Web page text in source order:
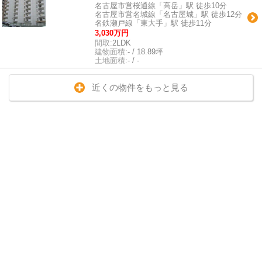
名古屋市営桜通線「高岳」駅 徒歩10分
名古屋市営名城線「名古屋城」駅 徒歩12分
名鉄瀬戸線「東大手」駅 徒歩11分
3,030万円
間取:2LDK
建物面積:- / 18.89坪
土地面積:- / -
近くの物件をもっと見る